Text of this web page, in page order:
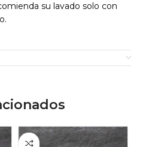
su lavado solo con